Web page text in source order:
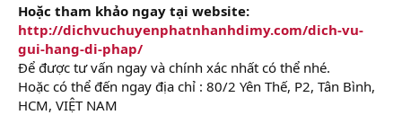
Hoặc tham khảo ngay tại website:
http://dichvuchuyenphatnhanhdimy.com/dich-vu-
gui-hang-di-phap/
Để được tư vấn ngay và chính xác nhất có thể nhé.
Hoặc có thể đến ngay địa chỉ : 80/2 Yên Thế, P2, Tân Bình,
HCM, VIỆT NAM